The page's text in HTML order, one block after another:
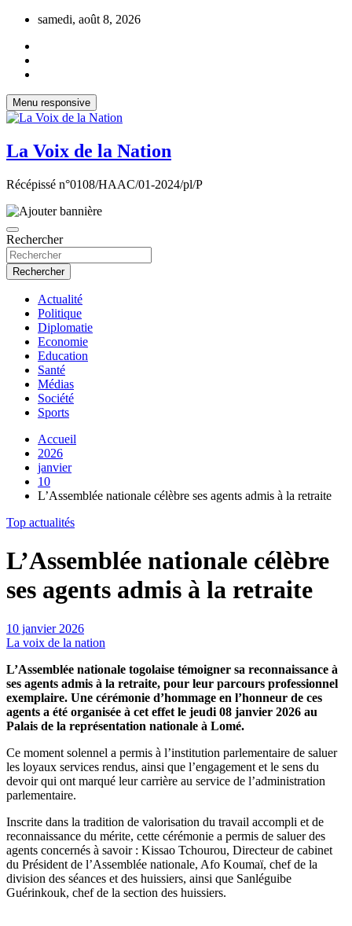
Aller
contenu
samedi, août 8, 2026
Menu responsive
La Voix de la Nation
Récépissé n°0108/HAAC/01-2024/pl/P
Rechercher
Rechercher
Actualité
Politique
Diplomatie
Economie
Education
Santé
Médias
Société
Sports
Accueil
2026
janvier
10
L’Assemblée nationale célèbre ses agents admis à la retraite
Top actualités
L’Assemblée nationale célèbre
ses agents admis à la retraite
10 janvier 2026
La voix de la nation
L’Assemblée nationale togolaise témoigner sa reconnaissance à
ses agents admis à la retraite, pour leur parcours professionnel
exemplaire. Une cérémonie d’hommage en l’honneur de ces
agents a été organisée à cet effet le jeudi 08 janvier 2026 au
Palais de la représentation nationale à Lomé.
Ce moment solennel a permis à l’institution parlementaire de saluer
les loyaux services rendus, ainsi que l’engagement et le sens du
devoir qui ont marqué leur carrière au service de l’administration
parlementaire.
Inscrite dans la tradition de valorisation du travail accompli et de
reconnaissance du mérite, cette cérémonie a permis de saluer des
agents concernés à savoir : Kissao Tchourou, Directeur de cabinet
du Président de l’Assemblée nationale, Afo Koumaï, chef de la
division des séances et des huissiers, ainsi que Sanléguibe
Guérinkouk, chef de la section des huissiers.